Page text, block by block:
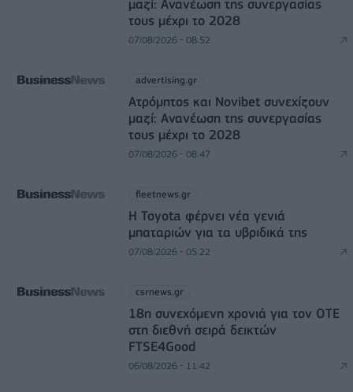
μαζί: Ανανέωση της συνεργασίας
τους μέχρι το 2028
07/08/2026 - 08:52
advertising.gr
Ατρόμητος και Novibet συνεχίζουν
μαζί: Ανανέωση της συνεργασίας
τους μέχρι το 2028
07/08/2026 - 08:47
fleetnews.gr
Η Toyota φέρνει νέα γενιά
μπαταριών για τα υβριδικά της
07/08/2026 - 05:22
csrnews.gr
18η συνεχόμενη χρονιά για τον ΟΤΕ
στη διεθνή σειρά δεικτών
FTSE4Good
06/08/2026 - 11:42